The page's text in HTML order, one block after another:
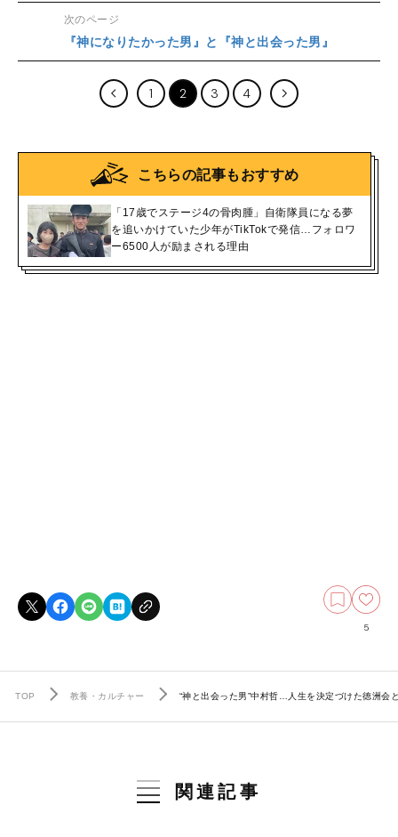
次のページ
『神になりたかった男』と『神と出会った男』
1 2 3 4
こちらの記事もおすすめ
「17歳でステージ4の骨肉腫」自衛隊員になる夢
を追いかけていた少年がTikTokで発信…フォロワ
ー6500人が励まされる理由
5
TOP 教養・カルチャー “神と出会った男”中村哲…人生を決定づけた徳洲会
関連記事